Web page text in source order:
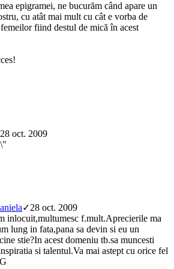
epigramei, ne bucurăm când apare un
cu atât mai mult cu cât e vorba de
fiind destul de mică în acest
28 oct. 2009
✓28 oct. 2009
inlocuit,multumesc f.mult.Aprecierile ma
lung in fata,pana sa devin si eu un
stie?In acest domeniu tb.sa muncesti
si talentul.Va mai astept cu orice fel